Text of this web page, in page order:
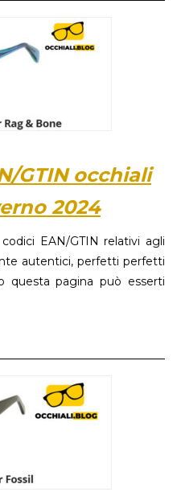
GTIN occhiali
2024
EAN/GTIN relativi agli
autentici, perfetti perfetti
questa pagina può esserti